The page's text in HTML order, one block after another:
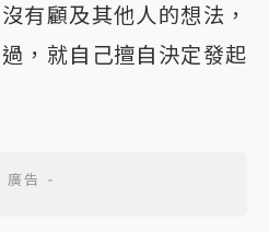
有顧及其他人的想法，
，就自己擅自決定發起